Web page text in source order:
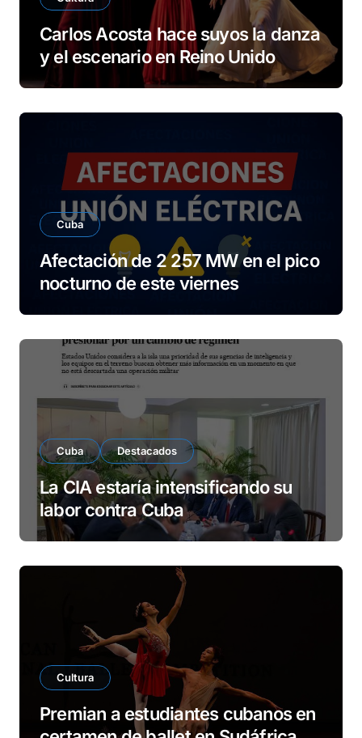
Carlos Acosta hace suyos la danza
y el escenario en Reino Unido
Cuba
Afectación de 2 257 MW en el pico
nocturno de este viernes
Cuba Destacados
La CIA estaría intensificando su
labor contra Cuba
Cultura
Premian a estudiantes cubanos en